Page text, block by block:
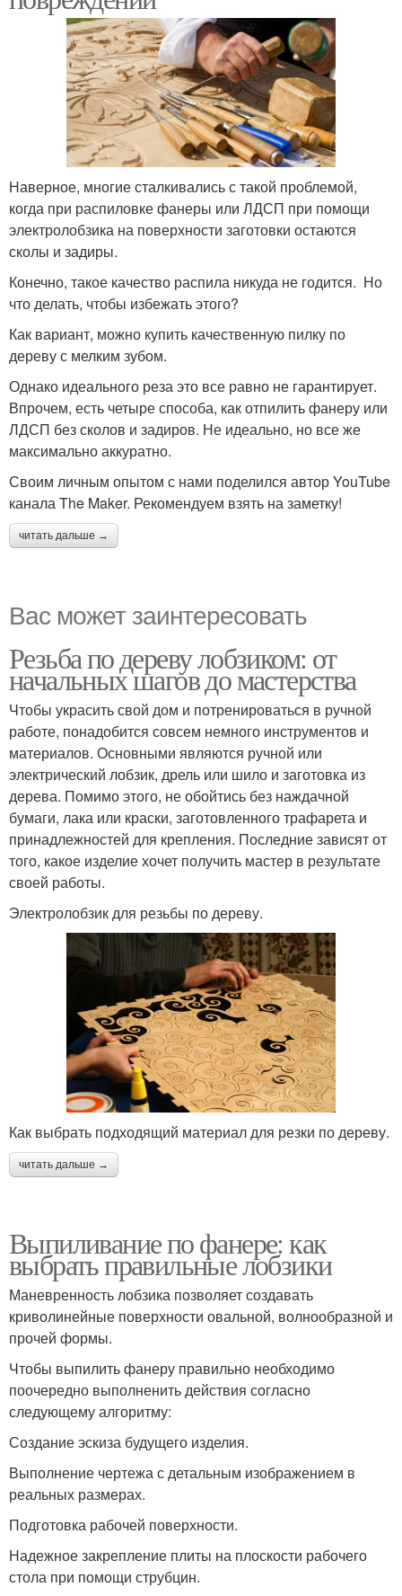
Наверное, многие сталкивались с такой проблемой,
когда при распиловке фанеры или ЛДСП при помощи
электролобзика на поверхности заготовки остаются
сколы и задиры.
Конечно, такое качество распила никуда не годится. Но
что делать, чтобы избежать этого?
Как вариант, можно купить качественную пилку по
дереву с мелким зубом.
Однако идеального реза это все равно не гарантирует.
Впрочем, есть четыре способа, как отпилить фанеру или
ЛДСП без сколов и задиров. Не идеально, но все же
максимально аккуратно.
Своим личным опытом с нами поделился автор YouTube
канала The Maker. Рекомендуем взять на заметку!
читать дальше →
Вас может заинтересовать
Резьба по дереву лобзиком: от
начальных шагов до мастерства
Чтобы украсить свой дом и потренироваться в ручной
работе, понадобится совсем немного инструментов и
материалов. Основными являются ручной или
электрический лобзик, дрель или шило и заготовка из
дерева. Помимо этого, не обойтись без наждачной
бумаги, лака или краски, заготовленного трафарета и
принадлежностей для крепления. Последние зависят от
того, какое изделие хочет получить мастер в результате
своей работы.
Электролобзик для резьбы по дереву.
Как выбрать подходящий материал для резки по дереву.
читать дальше →
Выпиливание по фанере: как
выбрать правильные лобзики
Маневренность лобзика позволяет создавать
криволинейные поверхности овальной, волнообразной и
прочей формы.
Чтобы выпилить фанеру правильно необходимо
поочередно выполненить действия согласно
следующему алгоритму:
Создание эскиза будущего изделия.
Выполнение чертежа с детальным изображением в
реальных размерах.
Подготовка рабочей поверхности.
Надежное закрепление плиты на плоскости рабочего
стола при помощи струбцин.